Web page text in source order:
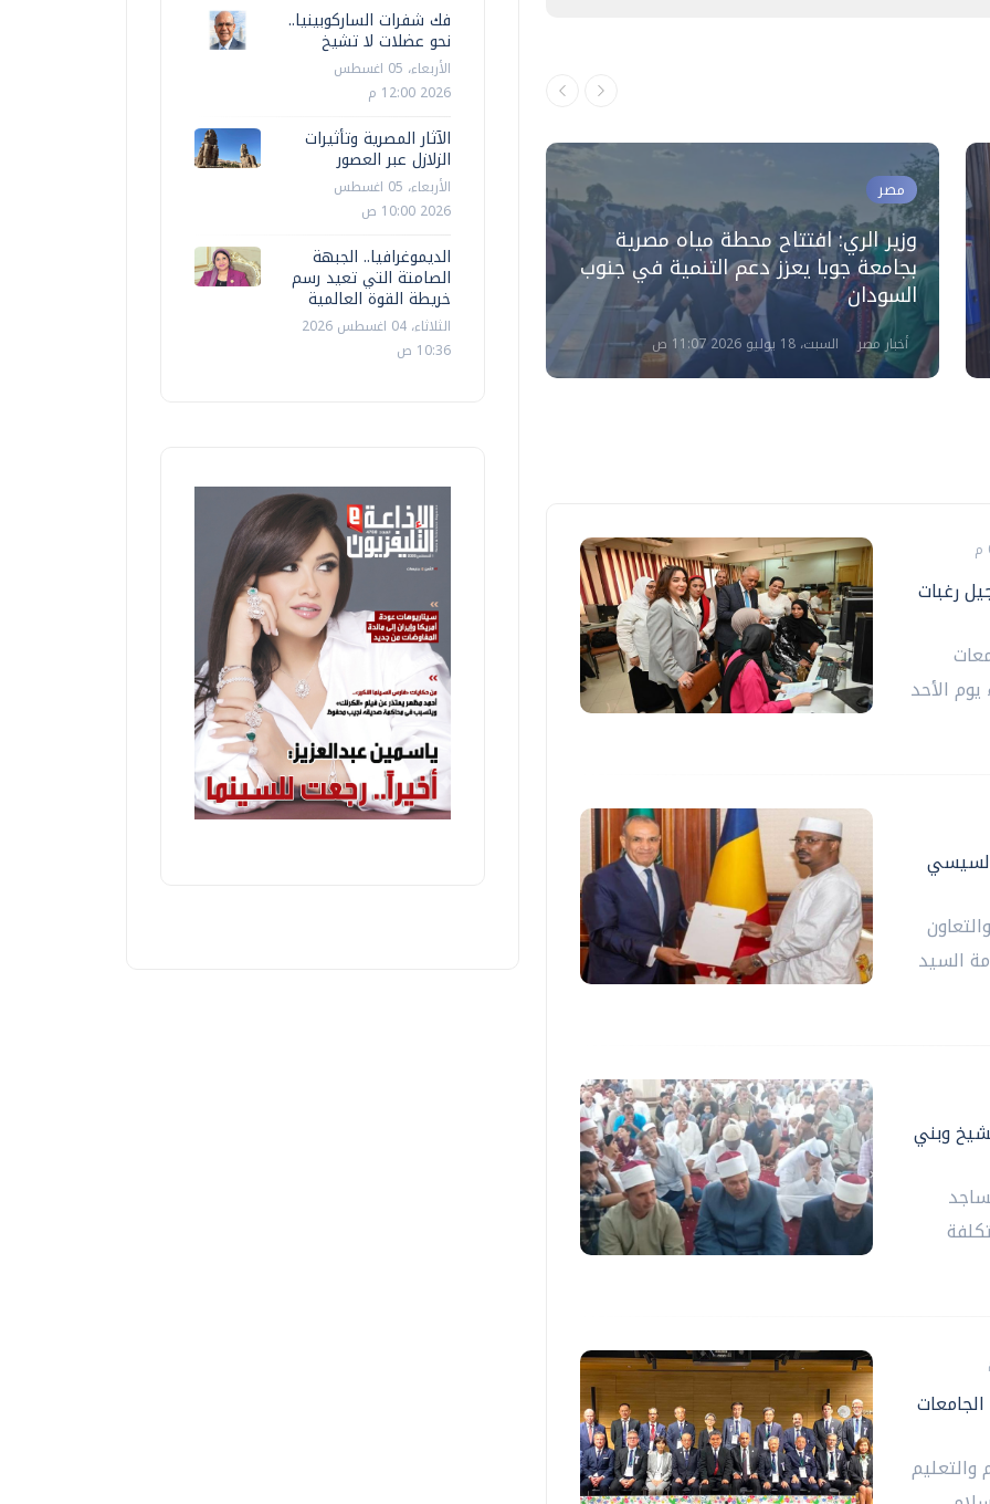
الخارجية: ندعو كافة الأطراف في جنوب
السودان لدعم العملية الانتقالية
حمودة كامل
مصر
وزير الري: افتتاح محطة مياه مصرية
بجامعة جوبا يعزز دعم التنمية في جنوب
السودان
أخبار مصر السبت، 18 يوليو 2026 11:07 ص
رغبات
الأحد
السيد
الشيخ وبني
والتعليم
فك شفرات الساركوبينيا..
نحو عضلات لا تشيخ
الأربعاء، 05 اغسطس
2026 12:00 م
الآثار المصرية وتأثيرات
الزلازل عبر العصور
الأربعاء، 05 اغسطس
2026 10:00 ص
الديموغرافيا.. الجبهة
الصامتة التي تعيد رسم
خريطة القوة العالمية
الثلاثاء، 04 اغسطس 2026
10:36 ص